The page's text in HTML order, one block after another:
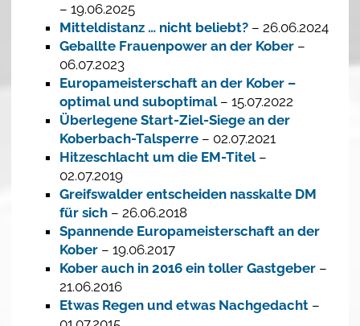
– 19.06.2025
Mitteldistanz … nicht beliebt?– 26.06.2024
Geballte Frauenpower an der Kober–
06.07.2023
Europameisterschaft an der Kober –
optimal und suboptimal– 15.07.2022
Überlegene Start-Ziel-Siege an der
Koberbach-Talsperre– 02.07.2021
Hitzeschlacht um die EM-Titel–
02.07.2019
Greifswalder entscheiden nasskalte DM
für sich– 26.06.2018
Spannende Europameisterschaft an der
Kober– 19.06.2017
Kober auch in 2016 ein toller Gastgeber–
21.06.2016
Etwas Regen und etwas Nachgedacht–